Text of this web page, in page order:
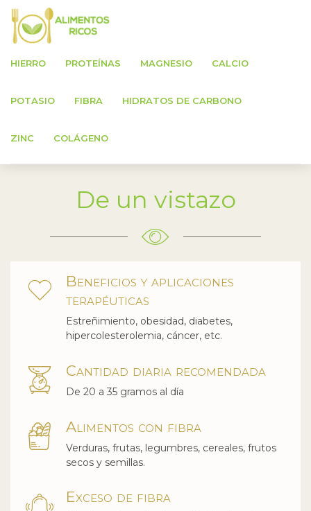
HIERRO PROTEÍNAS MAGNESIO CALCIO
POTASIO FIBRA HIDRATOS DE CARBONO
ZINC COLÁGENO
Alimentos ricos en Fibra
De un vistazo
Beneficios y aplicaciones
terapéuticas
Estreñimiento, obesidad, diabetes,
hipercolesterolemia, cáncer, etc.
Cantidad diaria recomendada
De 20 a 35 gramos al día
Alimentos con fibra
Verduras, frutas, legumbres, cereales, frutos
secos y semillas.
Exceso de fibra